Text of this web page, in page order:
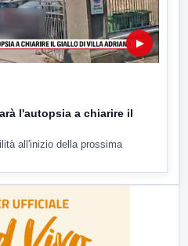
▶
l'autopsia a chiarire il
all'inizio della prossima